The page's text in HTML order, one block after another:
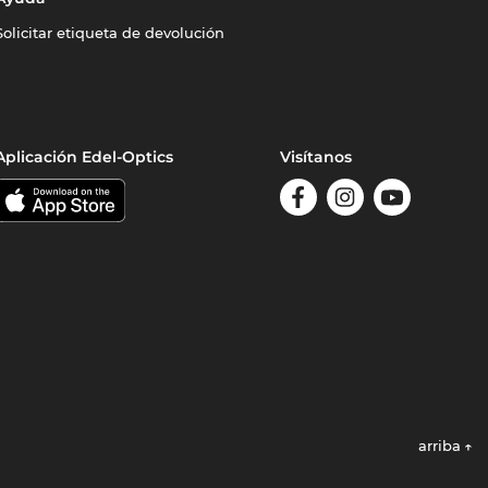
etiqueta de devolución
Edel-Optics Visítanos
arriba